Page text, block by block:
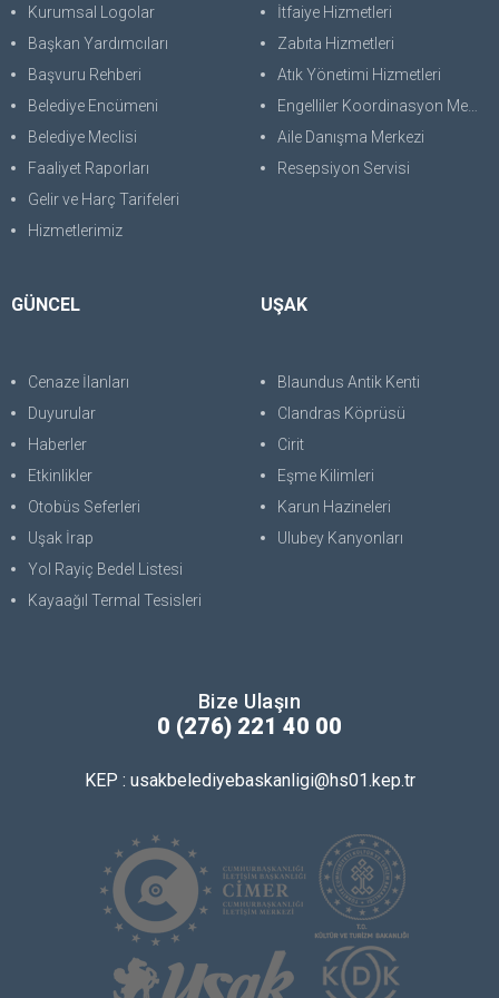
Kurumsal Logolar
Başkan Yardımcıları
Başvuru Rehberi
Belediye Encümeni
Belediye Meclisi
Faaliyet Raporları
Gelir ve Harç Tarifeleri
Hizmetlerimiz
İtfaiye Hizmetleri
Zabıta Hizmetleri
Atık Yönetimi Hizmetleri
Engelliler Koordinasyon Merkezi
Aile Danışma Merkezi
Resepsiyon Servisi
GÜNCEL
Cenaze İlanları
Duyurular
Haberler
Etkinlikler
Otobüs Seferleri
Uşak İrap
Yol Rayiç Bedel Listesi
Kayaağıl Termal Tesisleri
UŞAK
Blaundus Antik Kenti
Clandras Köprüsü
Cirit
Eşme Kilimleri
Karun Hazineleri
Ulubey Kanyonları
Bize Ulaşın
0 (276) 221 40 00
KEP : usakbelediyebaskanligi@hs01.kep.tr